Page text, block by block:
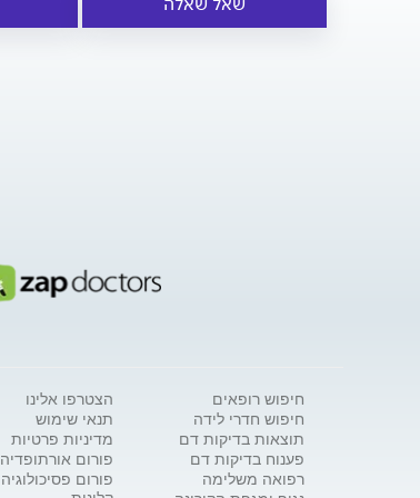
חיפוש רופאים
חיפוש חדרי לידה
תוצאות בדיקות דם
פענוח בדיקות דם
רפואה משלימה
הצטרפו אלינו
תנאי שימוש
מדיניות פרטיות
פורום אורתופדיה
פורום פסיכולוגיה